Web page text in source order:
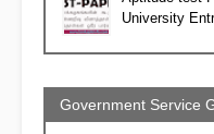
University
Government Service